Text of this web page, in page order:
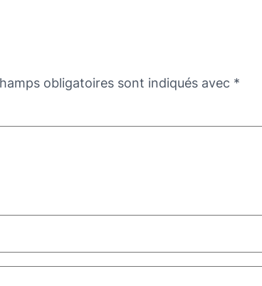
obligatoires sont indiqués avec *